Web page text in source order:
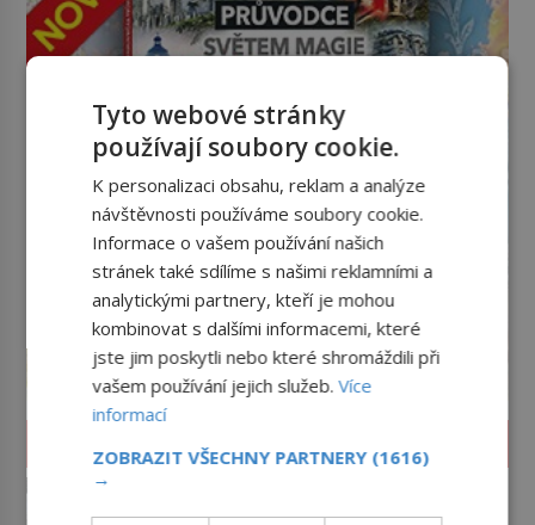
papež kamenem dohodil
Tyto webové stránky
používají soubory cookie.
K personalizaci obsahu, reklam a analýze
návštěvnosti používáme soubory cookie.
Informace o vašem používání našich
stránek také sdílíme s našimi reklamními a
analytickými partnery, kteří je mohou
kombinovat s dalšími informacemi, které
jste jim poskytli nebo které shromáždili při
vašem používání jejich služeb.Více
informací
ZOBRAZIT VŠECHNY PARTNERY (1616)
→